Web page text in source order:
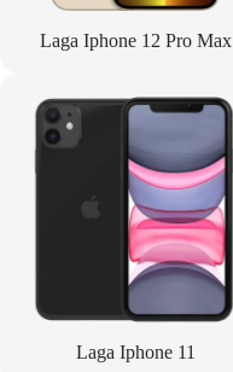
Laga Iphone 12 Pro Max
Laga Iphone 11